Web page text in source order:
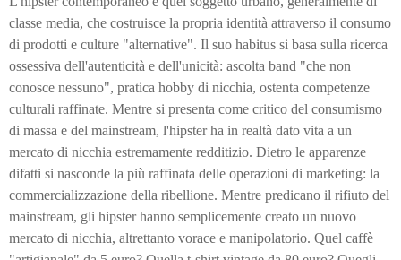
classe media, che costruisce la propria identità attraverso il consumo
di prodotti e culture "alternative". Il suo habitus si basa sulla ricerca
ossessiva dell'autenticità e dell'unicità: ascolta band "che non
conosce nessuno", pratica hobby di nicchia, ostenta competenze
culturali raffinate. Mentre si presenta come critico del consumismo
di massa e del mainstream, l'hipster ha in realtà dato vita a un
mercato di nicchia estremamente redditizio. Dietro le apparenze
difatti si nasconde la più raffinata delle operazioni di marketing: la
commercializzazione della ribellione. Mentre predicano il rifiuto del
mainstream, gli hipster hanno semplicemente creato un nuovo
mercato di nicchia, altrettanto vorace e manipolatorio. Quel caffè